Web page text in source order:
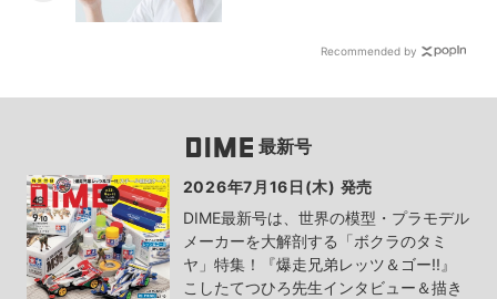
Recommended by
最新号
2026年7月16日(木) 発売
DIME最新号は、世界の模型・プラモデル
メーカーを大解剖する「ボクラのタミ
ヤ」特集！『爆走兄弟レッツ＆ゴー!!』
こしたてつひろ先生インタビュー＆描き